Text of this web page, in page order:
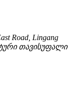
Road, Lingang
თავისუფალი